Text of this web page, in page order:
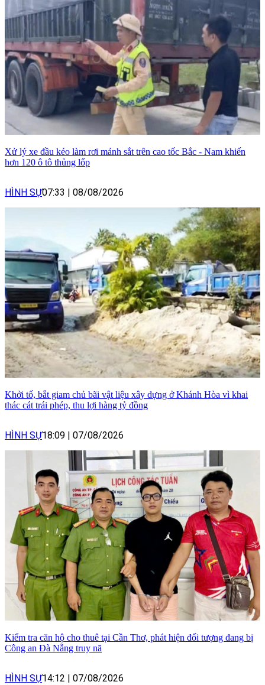
Xử lý xe đầu kéo làm rơi mảnh sắt trên cao tốc Bắc - Nam khiến
hơn 120 ô tô thủng lốp
HÌNH SỰ07:33 | 08/08/2026
Khởi tố, bắt giam chủ bãi vật liệu xây dựng ở Khánh Hòa vì khai
thác cát trái phép, thu lợi hàng tỷ đồng
HÌNH SỰ18:09 | 07/08/2026
Kiểm tra căn hộ cho thuê tại Cần Thơ, phát hiện đối tượng đang bị
Công an Đà Nẵng truy nã
HÌNH SỰ14:12 | 07/08/2026